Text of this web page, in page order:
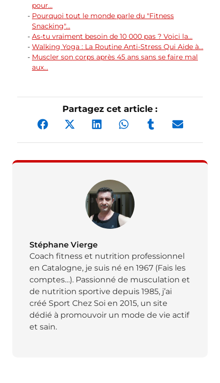
pour…
Pourquoi tout le monde parle du "Fitness
Snacking"…
As-tu vraiment besoin de 10 000 pas ? Voici la…
Walking Yoga : La Routine Anti-Stress Qui Aide à…
Muscler son corps après 45 ans sans se faire mal
aux…
Partagez cet article :
Stéphane Vierge
Coach fitness et nutrition professionnel
en Catalogne, je suis né en 1967 (Fais les
comptes…). Passionné de musculation et
de nutrition sportive depuis 1985, j’ai
créé Sport Chez Soi en 2015, un site
dédié à promouvoir un mode de vie actif
et sain.